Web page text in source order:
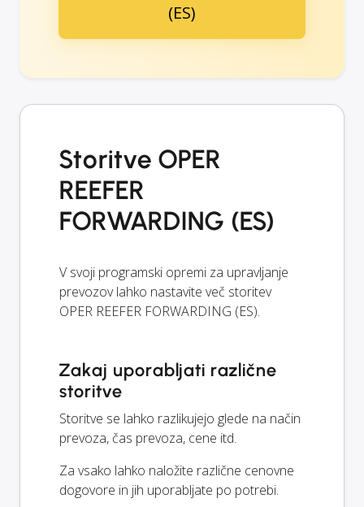
(ES)
Storitve OPER
REEFER
FORWARDING (ES)
V svoji programski opremi za upravljanje
prevozov lahko nastavite več storitev
OPER REEFER FORWARDING (ES).
Zakaj uporabljati različne
storitve
Storitve se lahko razlikujejo glede na način
prevoza, čas prevoza, cene itd.
Za vsako lahko naložite različne cenovne
dogovore in jih uporabljate po potrebi.